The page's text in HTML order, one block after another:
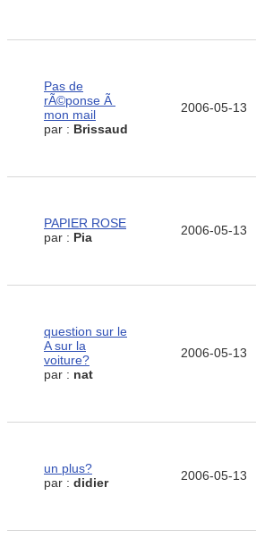
Pas de
rÃ©ponse Ã
mon mail
par : Brissaud
2006-05-13
PAPIER ROSE
par : Pia 2006-05-13
question sur le
A sur la
voiture?
par : nat
2006-05-13
un plus?
par : didier 2006-05-13